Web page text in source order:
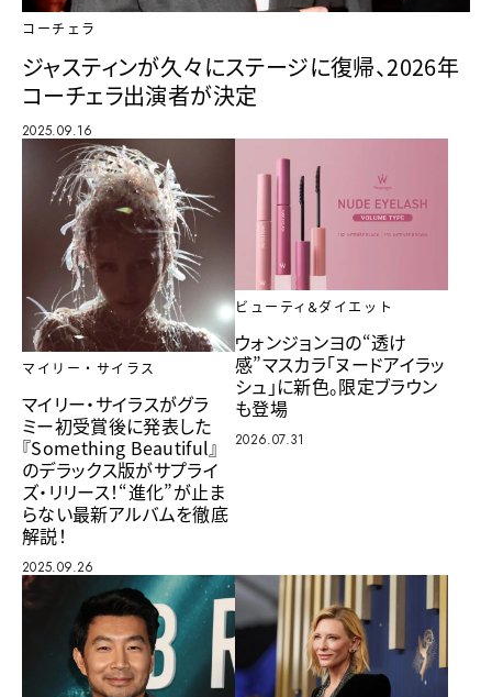
コーチェラ
ジャスティンが久々にステージに復帰、2026年
コーチェラ出演者が決定
2025.09.16
マイリー・サイラス
マイリー・サイラスがグラ
ミー初受賞後に発表した
『Something Beautiful』
のデラックス版がサプライ
ズ・リリース！“進化”が止ま
らない最新アルバムを徹底
解説！
2025.09.26
ビューティ&ダイエット
ウォンジョンヨの“透け
感”マスカラ「ヌードアイラッ
シュ」に新色。限定ブラウン
も登場
2026.07.31